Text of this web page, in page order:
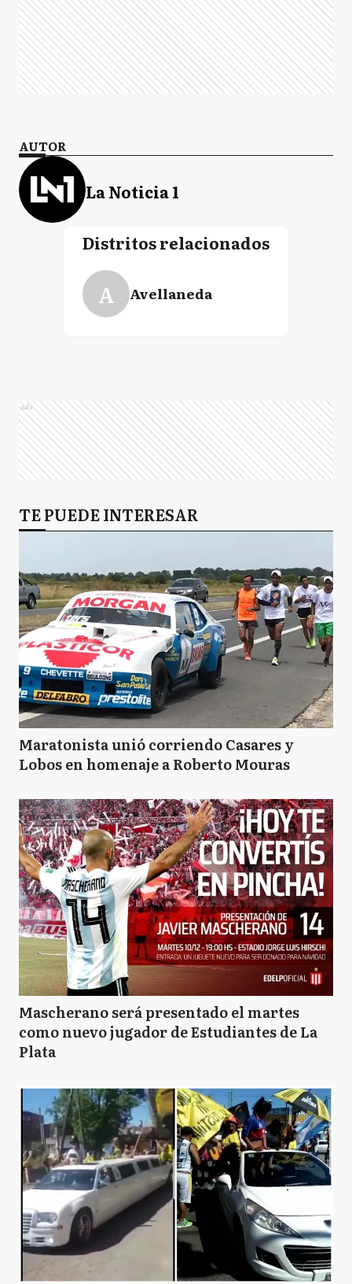
AUTOR
La Noticia 1
Distritos relacionados
A Avellaneda
Ads
TE PUEDE INTERESAR
Maratonista unió corriendo Casares y
Lobos en homenaje a Roberto Mouras
Mascherano será presentado el martes
como nuevo jugador de Estudiantes de La
Plata